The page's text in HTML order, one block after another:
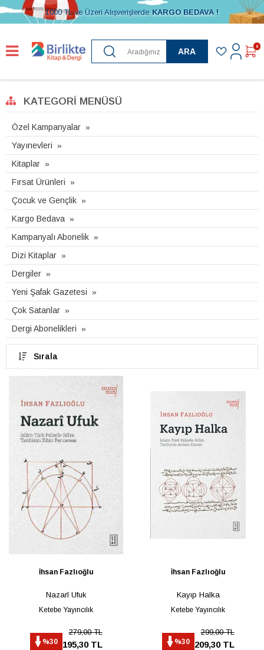
1000 TL ve Üzeri Alışverişlerde KARGO BEDAVA !
ARA
0
KATEGORI MENÜSÜ
Özel Kampanyalar
Yayınevleri
Kitaplar
Fırsat Ürünleri
Çocuk ve Gençlik
Kargo Bedava
Kampanyalı Abonelik
Dizi Kitaplar
Dergiler
Yeni Şafak Gazetesi
Çok Satanlar
Dergi Abonelikleri
Sırala
İhsan Fazlıoğlu
Nazarî Ufuk
Ketebe Yayıncılık
%30
279,00 TL
195,30 TL
İhsan Fazlıoğlu
Kayıp Halka
Ketebe Yayıncılık
%30
299,00 TL
209,30 TL